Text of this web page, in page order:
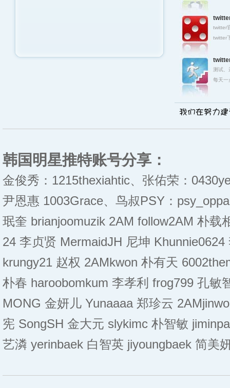
twitter
twitter
测试
每天一
韩国明星推特账号分享：
金俊秀：1215thexiahtic、张佑荣：
尹恩惠 1003Grace、鸟叔PSY：
珉奎 brianjoomuzik 2AM follow2AM 朴载
24 李贞贤 MermaidJH 尼坤
krungy21 赵权 2AMkwon 朴有天
朴春 haroobomkum 李孝利 frog799 孔敏
MONG 金妍儿 Yunaaaa 郑珍云
宪 SongSH 金大元 slykimc 朴智敏
艺潾 yerinbaek 白智英 jiyoungbaek 简美